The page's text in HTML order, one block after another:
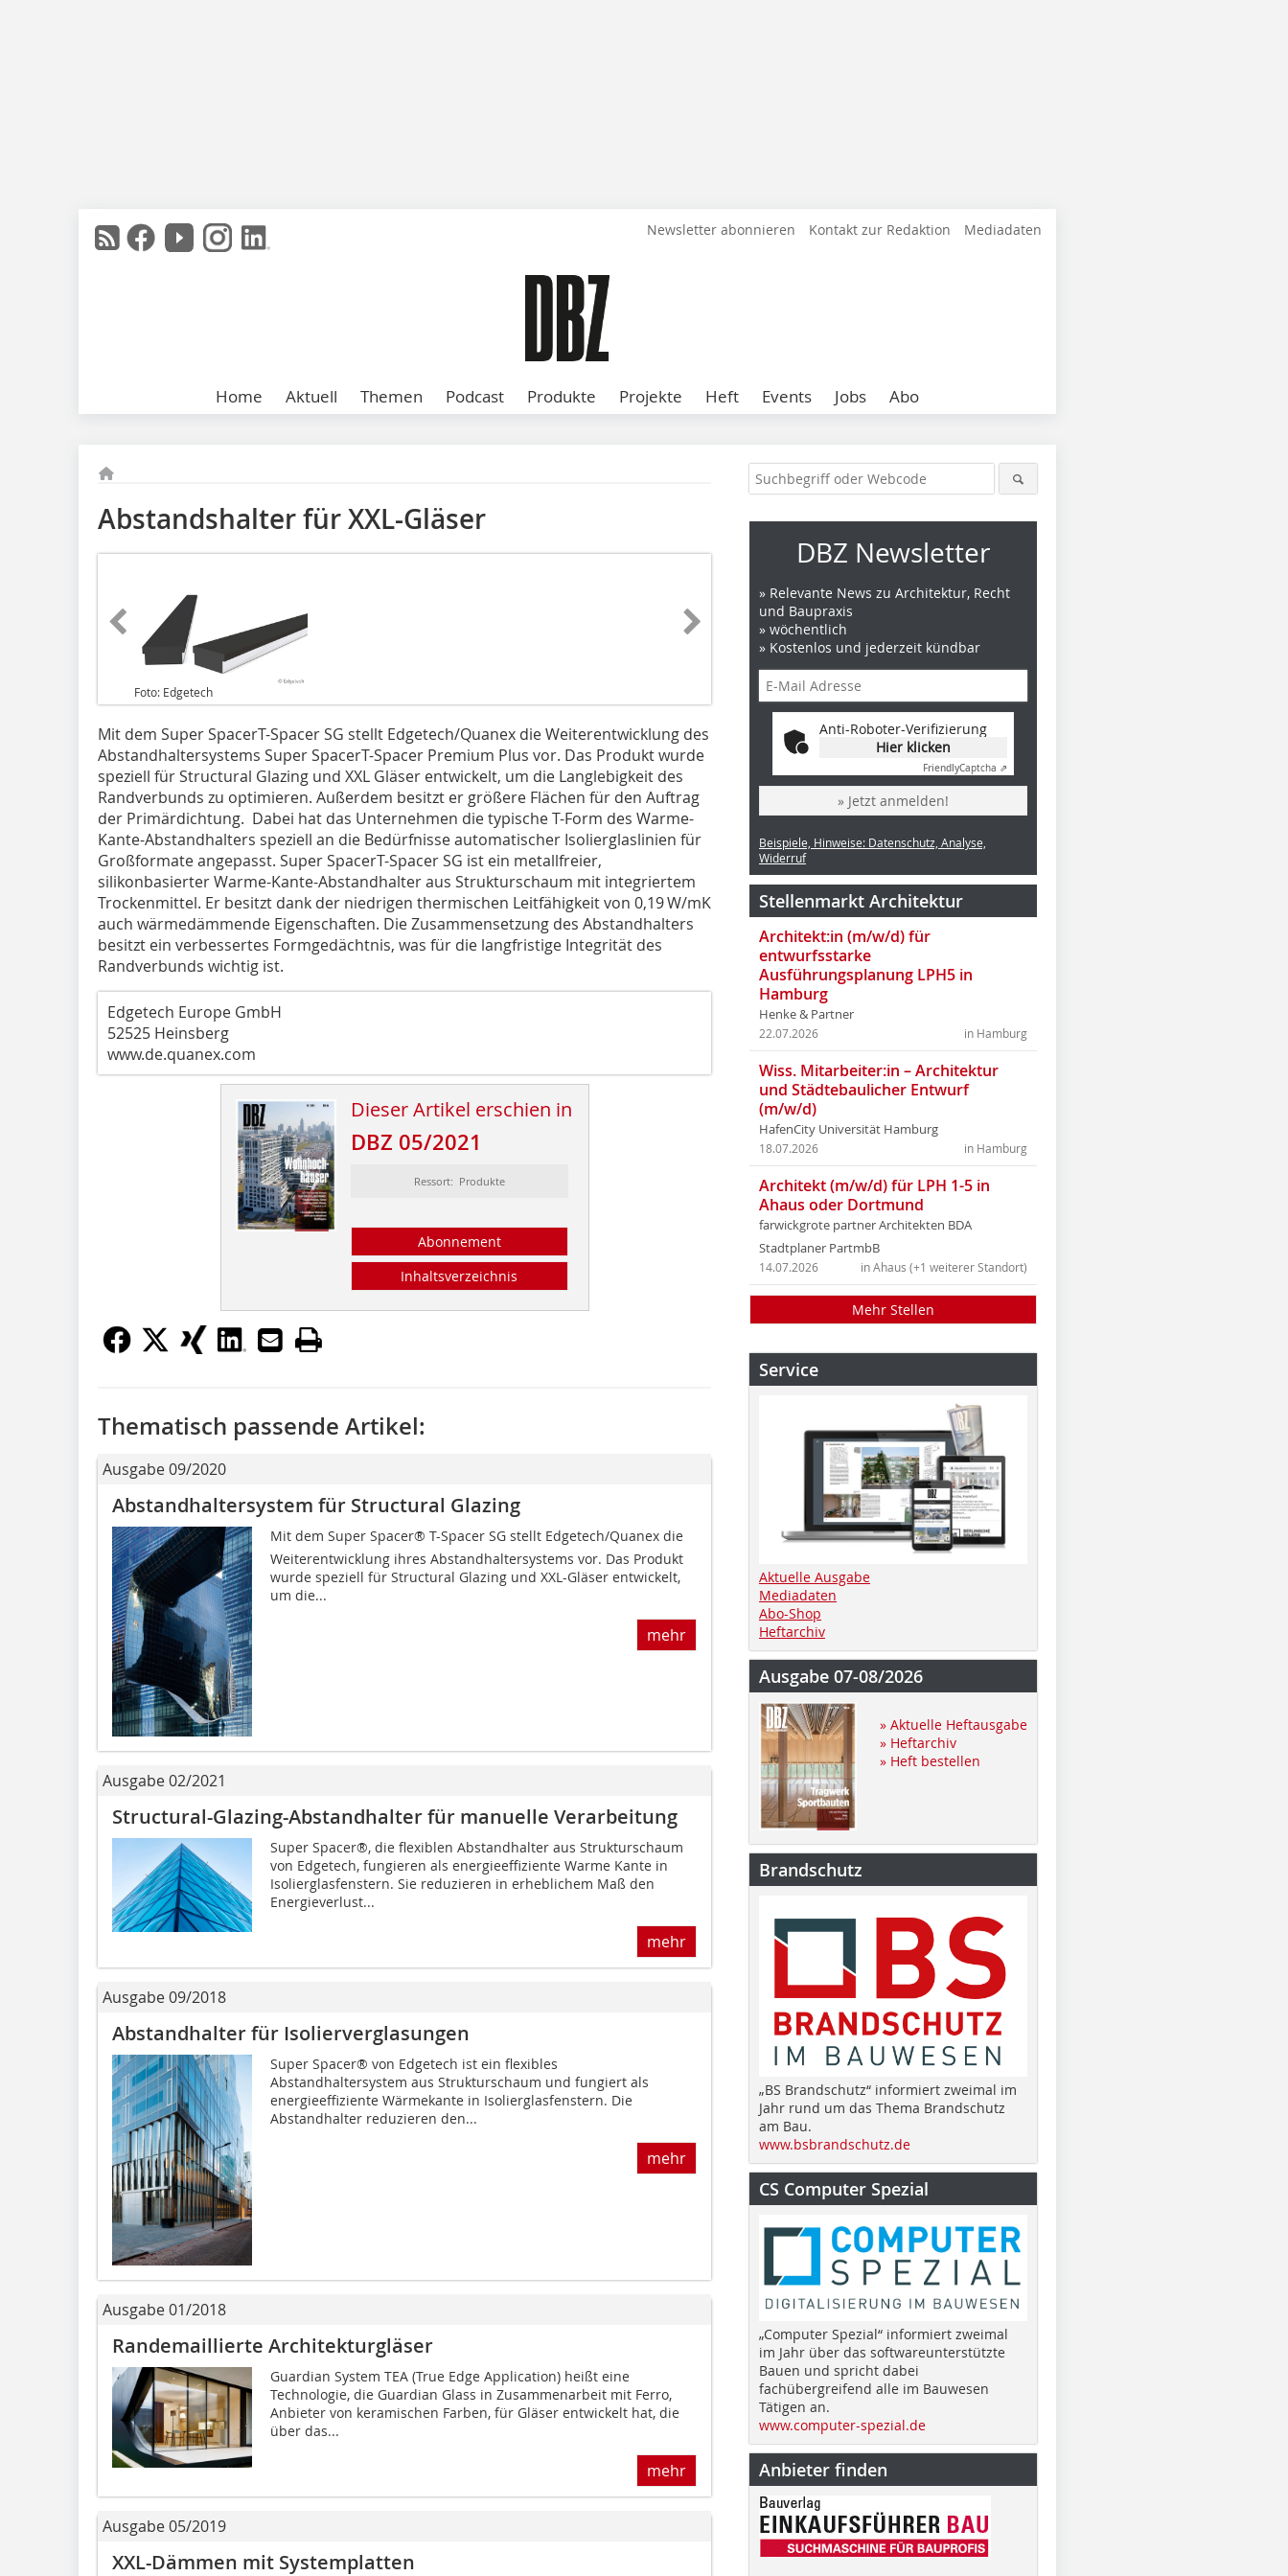
Newsletter abonnieren Kontakt zur Redaktion Mediadaten
Home Aktuell Themen Podcast Produkte Projekte Heft Events Jobs Abo
Abstandshalter für XXL-Gläser
Foto: Edgetech
Mit dem Super SpacerT-Spacer SG stellt Edgetech/Quanex die Weiterentwicklung des
Abstandhaltersystems Super SpacerT-Spacer Premium Plus vor. Das Produkt wurde
speziell für Structural Glazing und XXL Gläser entwickelt, um die Langlebigkeit des
Randverbunds zu optimieren. Außerdem besitzt er größere Flächen für den Auftrag
der Primärdichtung. Dabei hat das Unternehmen die typische T-Form des Warme-
Kante-Abstandhalters speziell an die Bedürfnisse automatischer Isolierglaslinien für
Großformate angepasst. Super SpacerT-Spacer SG ist ein metallfreier,
silikonbasierter Warme-Kante-Abstandhalter aus Strukturschaum mit integriertem
Trockenmittel. Er ­besitzt dank der niedrigen thermischen Leitfähigkeit von 0,19 W/mK
auch wärmedämmende Eigenschaften. Die Zusammensetzung des Abstandhalters
besitzt ein verbessertes Formgedächtnis, was für die langfristige Integrität des
Randverbunds wichtig ist.
Edgetech Europe GmbH
52525 Heinsberg
www.de.quanex.com
Dieser Artikel erschien in
DBZ 05/2021
Ressort: Produkte
Abonnement
Inhaltsverzeichnis
Thematisch passende Artikel:
Ausgabe 09/2020
Abstandhaltersystem für Structural Glazing
Mit dem Super Spacer® T-Spacer SG stellt Edgetech/Quanex die
Weiterentwicklung ihres Abstandhaltersystems vor. Das Produkt
wurde speziell für Structural Glazing und XXL-Gläser entwickelt,
um die...
mehr
Ausgabe 02/2021
Structural-Glazing-Abstandhalter für manuelle Verarbeitung
Super Spacer®, die flexiblen Abstandhalter aus Strukturschaum
von Edgetech, fungieren als energieeffiziente Warme Kante in
Isolierglasfenstern. Sie reduzieren in erheblichem Maß den
Energieverlust...
mehr
Ausgabe 09/2018
Abstandhalter für Isolierverglasungen
Super Spacer® von Edgetech ist ein flexibles
Abstandhaltersystem aus Strukturschaum und fungiert als
energieeffiziente Wärmekante in Isolierglasfenstern. Die
Abstandhalter reduzieren den...
mehr
Ausgabe 01/2018
Randemaillierte Architekturgläser
Guardian System TEA (True Edge Application) heißt eine
Technologie, die Guardian Glass in Zusammenarbeit mit Ferro,
Anbieter von keramischen Farben, für Gläser entwickelt hat, die
über das...
mehr
Ausgabe 05/2019
XXL-Dämmen mit Systemplatten
DBZ Newsletter
» Relevante News zu Architektur, Recht
und Baupraxis
» wöchentlich
» Kostenlos und jederzeit kündbar
Anti-Roboter-Verifizierung
Hier klicken
FriendlyCaptcha ⇗
» Jetzt anmelden!
Beispiele, Hinweise: Datenschutz, Analyse,
Widerruf
Stellenmarkt Architektur
Architekt:in (m/w/d) für
entwurfsstarke
Ausführungsplanung LPH5 in
Hamburg
Henke & Partner
in Hamburg
22.07.2026
Wiss. Mitarbeiter:in – Architektur
und Städtebaulicher Entwurf
(m/w/d)
HafenCity Universität Hamburg
in Hamburg
18.07.2026
Architekt (m/w/d) für LPH 1-5 in
Ahaus oder Dortmund
farwickgrote partner Architekten BDA
Stadtplaner PartmbB
in Ahaus (+1 weiterer Standort)
14.07.2026
Mehr Stellen
Service
Aktuelle Ausgabe
Mediadaten
Abo-Shop
Heftarchiv
Ausgabe 07-08/2026
» Aktuelle Heftausgabe
» Heftarchiv
» Heft bestellen
Brandschutz
„BS Brandschutz“ informiert zweimal im
Jahr rund um das Thema Brandschutz
am Bau.
www.bsbrandschutz.de
CS Computer Spezial
„Computer Spezial“ informiert zweimal
im Jahr über das softwareunterstützte
Bauen und spricht dabei
fachübergreifend alle im Bauwesen
Tätigen an.
www.computer-spezial.de
Anbieter finden